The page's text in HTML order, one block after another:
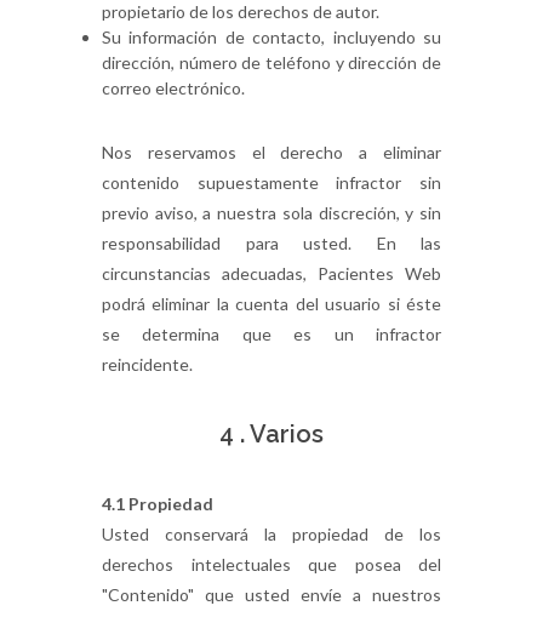
propietario de los derechos de autor.
Su información de contacto, incluyendo su
dirección, número de teléfono y dirección de
correo electrónico.
Nos reservamos el derecho a eliminar
contenido supuestamente infractor sin
previo aviso, a nuestra sola discreción, y sin
responsabilidad para usted. En las
circunstancias adecuadas, Pacientes Web
podrá eliminar la cuenta del usuario si éste
se determina que es un infractor
reincidente.
4 . Varios
4.1 Propiedad
Usted conservará la propiedad de los
derechos intelectuales que posea del
"Contenido" que usted envíe a nuestros